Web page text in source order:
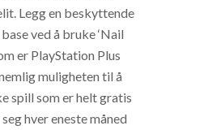
Legg en beskyttende
ved å bruke ‘Nail
er PlayStation Plus
muligheten til å
spill som er helt gratis
hver eneste måned